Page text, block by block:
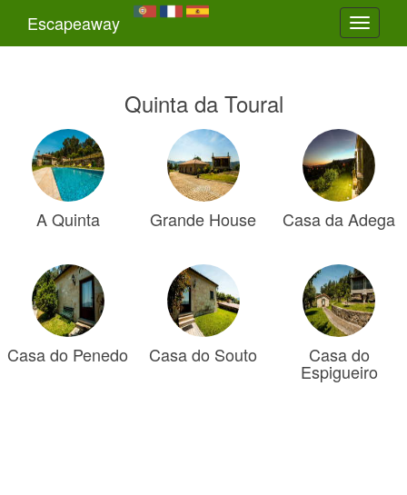
Toggle
Escapeaway
Quinta da Toural
A Quinta Grande House Casa da Adega
Casa do Penedo Casa do Souto Casa do
Espigueiro